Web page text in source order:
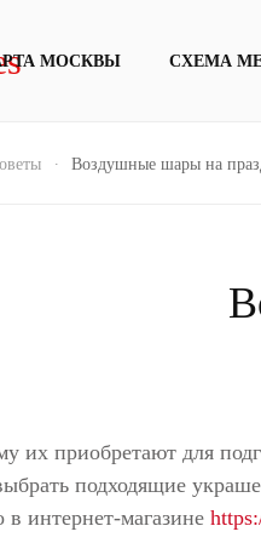
МОСКВЫ СХЕМА
Воздушные шары на
их приобретают для
подходящие
в интернет-магазине